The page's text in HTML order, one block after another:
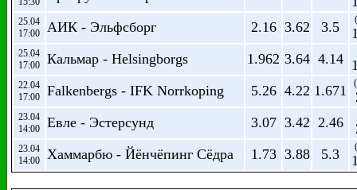
25.04
17:00
АИК - Эльфсборг 2.16 3.62 3.5
25.04
17:00
Кальмар - Helsingborgs 1.962 3.64 4.14
22.04
17:00
Falkenbergs - IFK Norrkoping 5.26 4.22 1.671
23.04
14:00
Евле - Эстерсунд 3.07 3.42 2.46
23.04
14:00
Хаммарбю - Йёнчёпинг Сёдра 1.73 3.88 5.3